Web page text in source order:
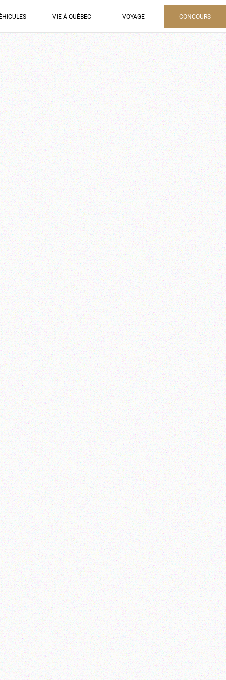
VIE À QUÉBEC VOYAGE CONCOURS